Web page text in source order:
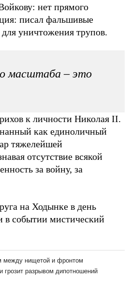
нет прямого
писал фальшивые
уничтожения трупов.
масштаба – это
к личности Николая II.
как единоличный
тяжелейшей
отсутствие всякой
за войну, за
на Ходынке в день
в событии мистический